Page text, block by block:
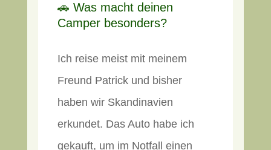
🚗 Was macht deinen
Camper besonders?
Ich reise meist mit meinem
Freund Patrick und bisher
haben wir Skandinavien
erkundet. Das Auto habe ich
gekauft, um im Notfall einen